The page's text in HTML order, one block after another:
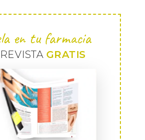
en tu farmacia
GRATIS